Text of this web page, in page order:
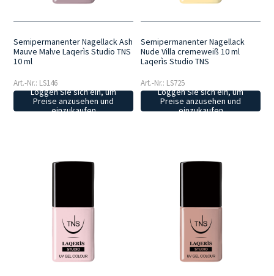
Semipermanenter Nagellack Ash
Mauve Malve Laqerìs Studio TNS
10 ml
Art.-Nr.: LS146
Loggen Sie sich ein, um
Preise anzusehen und
einzukaufen
Semipermanenter Nagellack
Nude Villa cremeweiß 10 ml
Laqerìs Studio TNS
Art.-Nr.: LS725
Loggen Sie sich ein, um
Preise anzusehen und
einzukaufen